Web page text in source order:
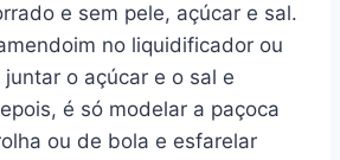
e sem pele, açúcar e sal.
no liquidificador ou
o açúcar e o sal e
é só modelar a paçoca
ou de bola e esfarelar